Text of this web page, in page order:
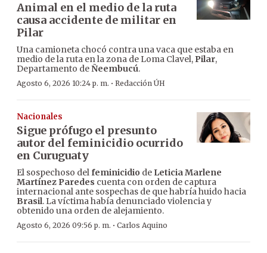
Animal en el medio de la ruta
causa accidente de militar en
Pilar
Una camioneta chocó contra una vaca que estaba en
medio de la ruta en la zona de Loma Clavel, Pilar,
Departamento deÑeembucú.
Agosto 6, 2026 10:24 p. m. · Redacción ÚH
Nacionales
Sigue prófugo el presunto
autor del feminicidio ocurrido
en Curuguaty
El sospechoso delfeminicidio de Leticia Marlene
Martínez Paredes cuenta con orden de captura
internacional ante sospechas de que habría huido hacia
Brasil. La víctima había denunciado violencia y
obtenido una orden de alejamiento.
Agosto 6, 2026 09:56 p. m. · Carlos Aquino